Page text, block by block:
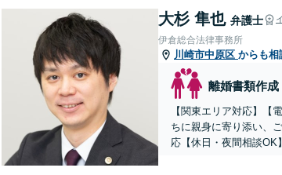
大杉 隼也 弁護士
伊倉総合法律事務所
川崎市中原区 からも相
離婚書類作成
【関東エリア対応】【
ちに親身に寄り添い、
応【休日・夜間相談OK】